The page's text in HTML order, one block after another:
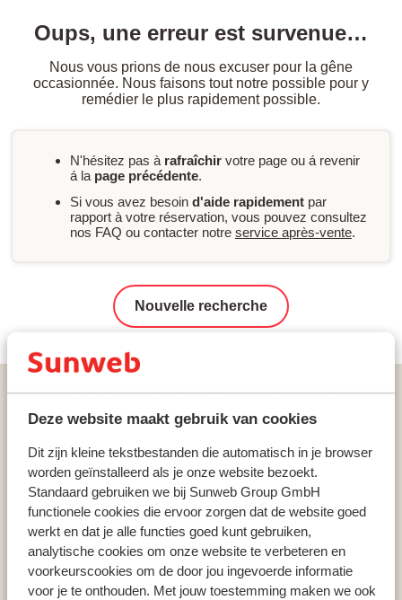
Deze website maakt gebruik van cookies
Dit zijn kleine tekstbestanden die automatisch in je browser
worden geïnstalleerd als je onze website bezoekt.
Standaard gebruiken we bij Sunweb Group GmbH
functionele cookies die ervoor zorgen dat de website goed
werkt en dat je alle functies goed kunt gebruiken,
analytische cookies om onze website te verbeteren en
voorkeurscookies om de door jou ingevoerde informatie
voor je te onthouden. Met jouw toestemming maken we ook
Oups, une erreur est survenue…
Nous vous prions de nous excuser pour la gêne
occasionnée. Nous faisons tout notre possible pour y
remédier le plus rapidement possible.
N'hésitez pas à rafraîchir votre page ou á revenir
á la page précédente.
Si vous avez besoin d'aide rapidement par
rapport à votre réservation, vous pouvez consultez
nos FAQ ou contacter notre service après-vente.
Nouvelle recherche
Home Vacances Grèce Samos
Samos-Stad
Hôtel Ino Village
Pays populaires
Espagne
Grèce
Égypte